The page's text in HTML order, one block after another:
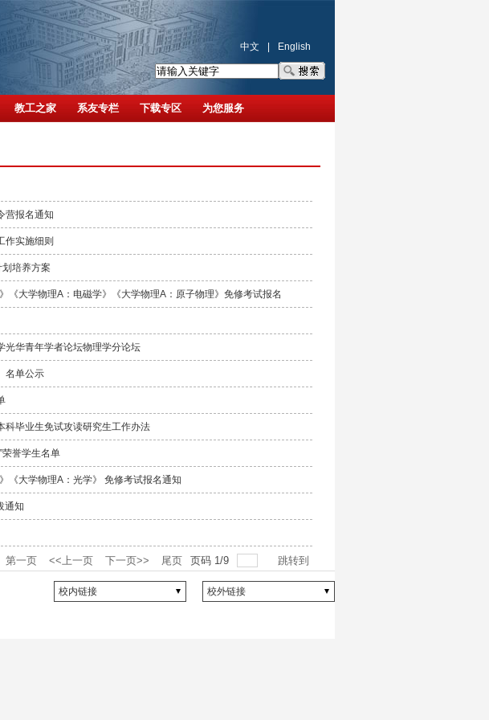
中文 English
教工之家 系友专栏 下载专区 为您服务
营报名通知
作实施细则
培养方案
《大学物理A：电磁学》《大学物理A：原子物理》免修考试报名
光华青年学者论坛物理学分论坛
名单公示
科毕业生免试攻读研究生工作办法
荣誉学生名单
《大学物理A：光学》 免修考试报名通知
通知
第一页 <<上一页 下一页>> 尾页 页码 1/9 跳转到
校内链接 校外链接